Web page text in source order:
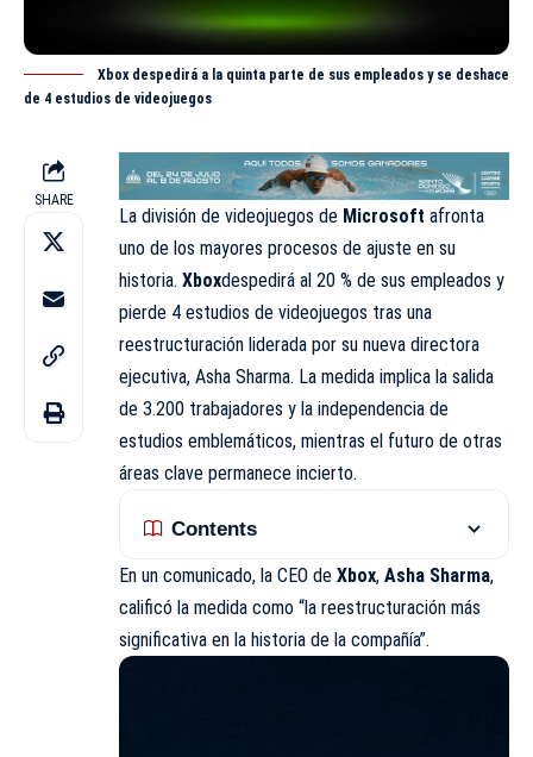
Xbox despedirá a la quinta parte de sus empleados y se deshace
de 4 estudios de videojuegos
SHARE
La división de videojuegos de Microsoft afronta
uno de los mayores procesos de ajuste en su
historia. Xboxdespedirá al 20 % de sus empleados y
pierde 4 estudios de videojuegos tras una
reestructuración liderada por su nueva directora
ejecutiva, Asha Sharma. La medida implica la salida
de 3.200 trabajadores y la independencia de
estudios emblemáticos, mientras el futuro de otras
áreas clave permanece incierto.
Contents
En un comunicado, la CEO de Xbox, Asha Sharma,
calificó la medida como “la reestructuración más
significativa en la historia de la compañía”.